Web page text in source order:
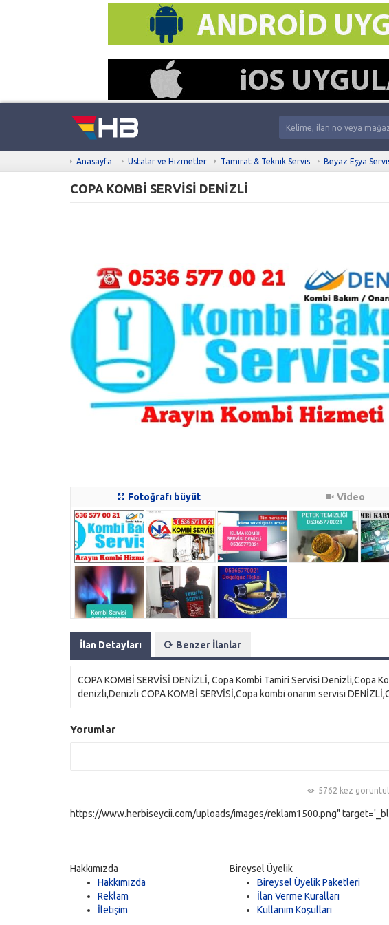
Anasayfa Ustalar ve Hizmetler Tamirat & Teknik Servis Beyaz Eşya
COPA KOMBİ SERVİSİ DENİZLİ
Fotoğrafı büyüt Video
İlan Detayları Benzer İlanlar
COPA KOMBİ SERVİSİ DENİZLİ, Copa Kombi Tamiri Servisi Denizli,Copa
denizli,Denizli COPA KOMBİ SERVİSİ,Copa kombi onarım servisi
Yorumlar
5762 kez
https://www.herbiseycii.com/uploads/images/reklam1500.png"
Hakkımızda
Hakkımızda
Reklam
İletişim
Bireysel Üyelik
Bireysel Üyelik Paketleri
İlan Verme Kuralları
Kullanım Koşulları